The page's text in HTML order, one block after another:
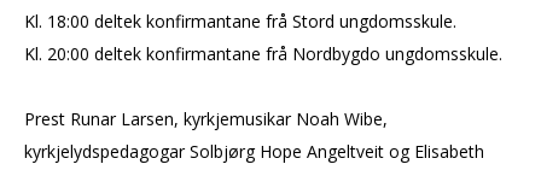
Kl. 18:00 deltek konfirmantane frå Stord ungdomsskule.
Kl. 20:00 deltek konfirmantane frå Nordbygdo ungdomsskule.
Prest Runar Larsen, kyrkjemusikar Noah Wibe,
kyrkjelydspedagogar Solbjørg Hope Angeltveit og Elisabeth